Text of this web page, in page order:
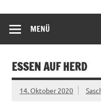
MENÜ
ESSEN AUF HERD
14. Oktober 2020